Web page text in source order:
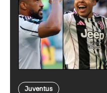
Juventus